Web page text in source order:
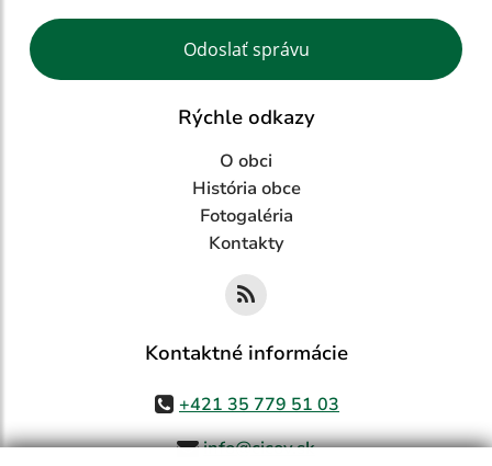
Google reCaptcha Response
Odoslať správu
Rýchle odkazy
O obci
História obce
Fotogaléria
Kontakty
Kontaktné informácie
+421 35 779 51 03
info@cicov.sk